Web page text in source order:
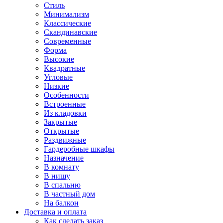
Стиль
Минимализм
Классические
Скандинавские
Современные
Форма
Высокие
Квадратные
Угловые
Низкие
Особенности
Встроенные
Из кладовки
Закрытые
Открытые
Раздвижные
Гардеробные шкафы
Назначение
В комнату
В нишу
В спальню
В частный дом
На балкон
Доставка и оплата
Как сделать заказ